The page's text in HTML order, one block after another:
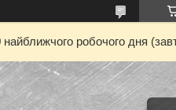
робочого дня